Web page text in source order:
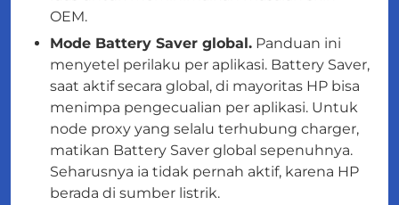
OEM.
Mode Battery Saver global. Panduan ini
menyetel perilaku per aplikasi. Battery Saver,
saat aktif secara global, di mayoritas HP bisa
menimpa pengecualian per aplikasi. Untuk
node proxy yang selalu terhubung charger,
matikan Battery Saver global sepenuhnya.
Seharusnya ia tidak pernah aktif, karena HP
berada di sumber listrik.